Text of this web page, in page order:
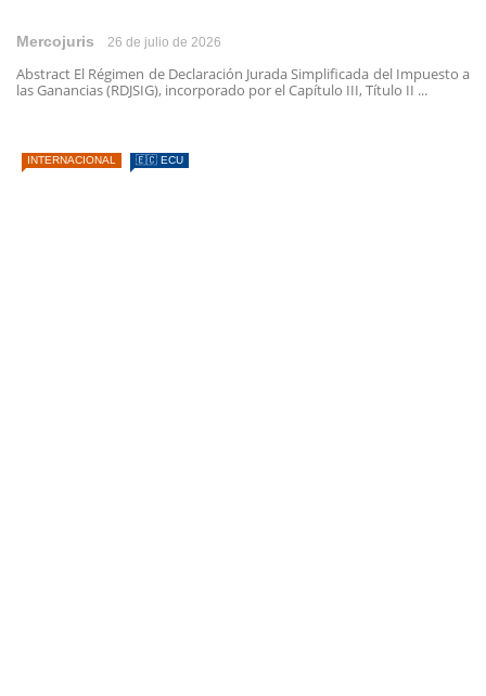
Mercojuris 26 de julio de 2026
Abstract El Régimen de Declaración Jurada Simplificada del Impuesto a
las Ganancias (RDJSIG), incorporado por el Capítulo III, Título II ...
INTERNACIONAL 🇪🇨 ECU